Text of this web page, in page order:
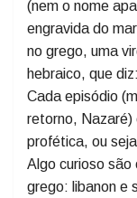
protagonista e
genealogia de
reputação
(nem o nome
engravida do
no grego, uma
hebraico, que
Cada episódio
retorno, Nazaré)